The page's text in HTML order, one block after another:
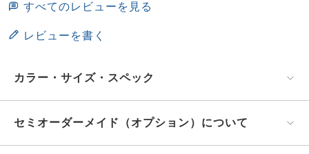
すべてのレビューを見る
レビューを書く
カラー・サイズ・スペック
セミオーダーメイド（オプション）について